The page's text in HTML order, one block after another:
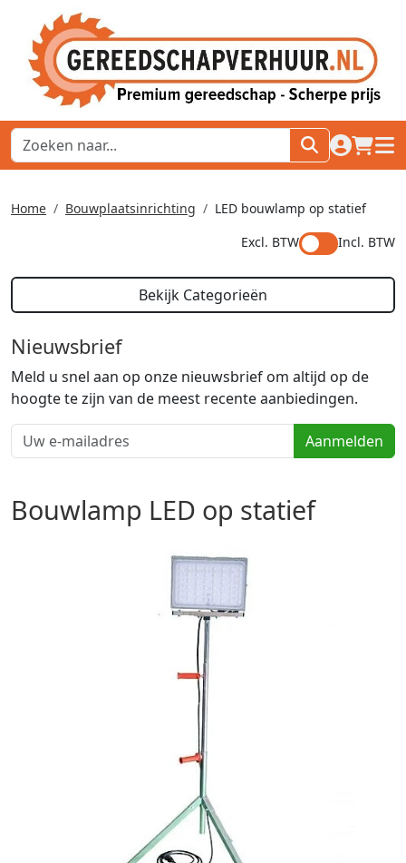
naar
Home Bouwplaatsinrichting
LED bouwlamp op statief
Excl. BTW
Incl. BTW
Bekijk Categorieën
Nieuwsbrief
Meld u snel aan op onze nieuwsbrief om altijd op de
hoogte te zijn van de meest recente aanbiedingen.
Aanmelden
Bouwlamp LED op statief